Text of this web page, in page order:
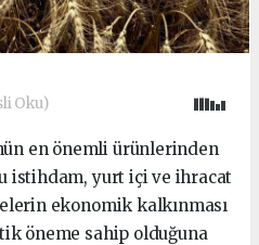
Oku)
en önemli ürünlerinden
istihdam, yurt içi ve ihracat
ekonomik kalkınması
öneme sahip olduğuna